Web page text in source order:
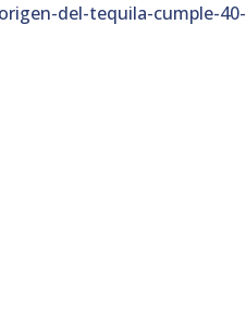
del-tequila-cumple-40-